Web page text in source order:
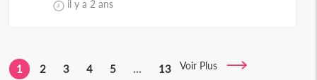
il y a 2 ans
1 2 3 4 5 ... 13 Voir Plus